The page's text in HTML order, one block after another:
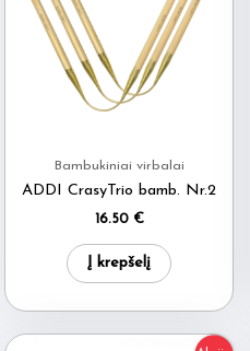
Bambukiniai virbalai
ADDI CrasyTrio bamb. Nr.2
16.50 €
Į krepšelį